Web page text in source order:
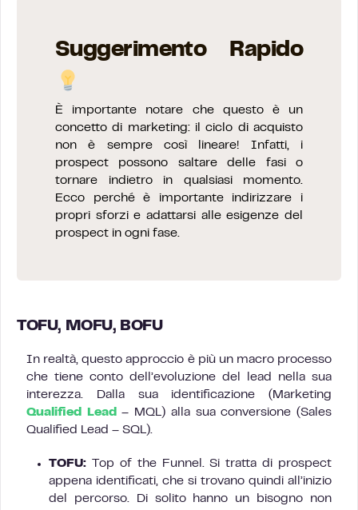
Suggerimento Rapido
È importante notare che questo è un
concetto di marketing: il ciclo di acquisto
non è sempre così lineare! Infatti, i
prospect possono saltare delle fasi o
tornare indietro in qualsiasi momento.
Ecco perché è importante indirizzare i
propri sforzi e adattarsi alle esigenze del
prospect in ogni fase.
TOFU, MOFU, BOFU
In realtà, questo approccio è più un macro processo
che tiene conto dell’evoluzione del lead nella sua
interezza. Dalla sua identificazione (Marketing
Qualified Lead
– MQL) alla sua conversione (Sales
Qualified Lead – SQL).
TOFU:
Top of the Funnel. Si tratta di prospect
appena identificati, che si trovano quindi all’inizio
del percorso. Di solito hanno un bisogno non